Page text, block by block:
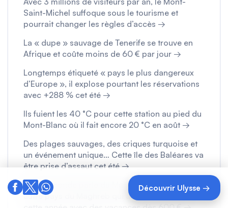
Découvrir Ulysse →
Saint-Michel suffoque sous le tourisme et
pourrait changer les règles d’accès →
La « dupe » sauvage de Tenerife se trouve en
Afrique et coûte moins de 60 € par jour →
Longtemps étiqueté « pays le plus dangereux
d’Europe », il explose pourtant les réservations
avec +288 % cet été →
Ils fuient les 40 °C pour cette station au pied du
Mont-Blanc où il fait encore 20 °C en août →
Des plages sauvages, des criques turquoise et
un événement unique… Cette île des Baléares va
être prise d’assaut cet été →
Tout le monde parle du Maroc, mais c’est un
autre pays du Maghreb qui attire les Français